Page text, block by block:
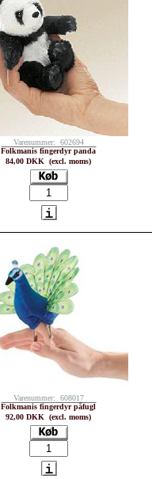
Varenummer: 602694
Folkmanis fingerdyr panda
84,00 DKK (excl. moms)
Varenummer: 608017
Folkmanis fingerdyr påfugl
92,00 DKK (excl. moms)